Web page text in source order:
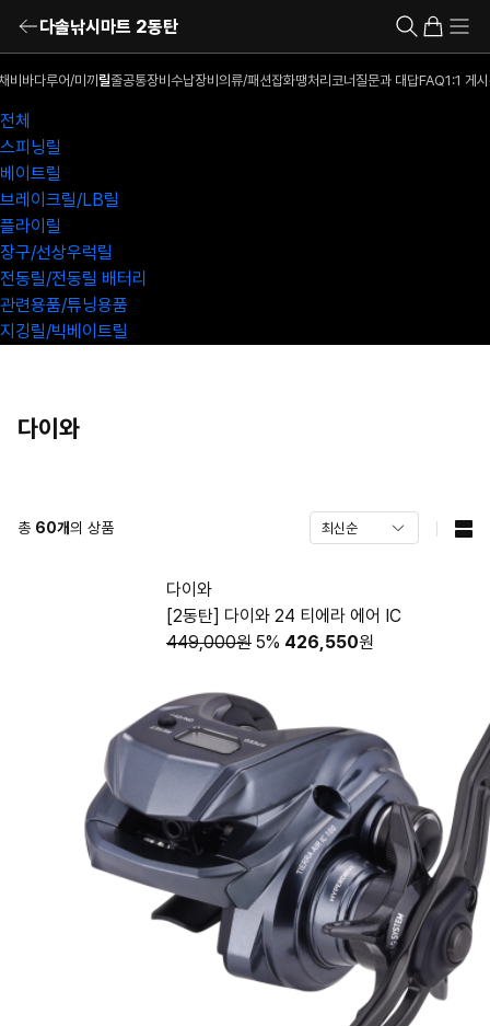
다솔낚시마트 2동탄
비 바다루어/미끼 릴줄공통장비 수납장비 의류/패션잡화땡처리코너 질문과 대답FAQ1:1 게
전체
스피닝릴
베이트릴
브레이크릴/LB릴
플라이릴
장구/선상우럭릴
전동릴/전동릴 배터리
관련용품/튜닝용품
지깅릴/빅베이트릴
다이와
총 60개의 상품
다이와
[2동탄] 다이와 24 티에라 에어 IC
449,000원 5% 426,550원